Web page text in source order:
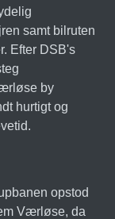
samt bilruten
Efter DSB's
by
hurtigt og
opstod
Værløse, da